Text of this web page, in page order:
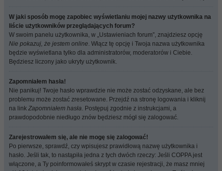
W jaki sposób mogę zapobiec wyświetlaniu mojej nazwy użytkownika na
liście użytkowników przeglądających forum?
W swoim panelu użytkownika, w „Ustawieniach forum”, znajdziesz opcję
Nie pokazuj, że jestem online. Włącz tę opcję i Twoja nazwa użytkownika
będzie wyświetlana tylko dla administratorów, moderatorów i Ciebie.
Będziesz liczony jako ukryty użytkownik.
Zapomniałem hasła!
Nie panikuj! Twoje hasło wprawdzie nie może zostać odzyskane, ale bez
problemu może zostać zresetowane. Przejdź na stronę logowania i kliknij
na link Zapomniałem hasła. Postępuj zgodnie z instrukcjami, a
prawdopodobnie niedługo znów będziesz mógł się zalogować.
Zarejestrowałem się, ale nie mogę się zalogować!
Po pierwsze, sprawdź, czy wpisujesz prawidłową nazwę użytkownika i
hasło. Jeśli tak, to nastąpiła jedna z tych dwóch rzeczy: Jeśli COPPA jest
włączone, a Ty poinformowałeś skrypt w czasie rejestracji, że masz mniej